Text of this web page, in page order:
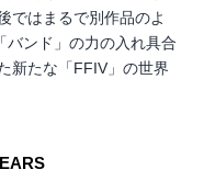
ではまるで別作品のよ
バンド」の力の入れ具合
新たな「FFIV」の世界